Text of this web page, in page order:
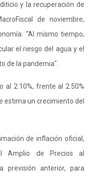
y la recuperación de
de noviembre,
“Al mismo tiempo,
el riesgo del agua y el
de la pandemia".
al 2.10%, frente al 2.50%
estima un crecimiento del
de inflación oficial,
Amplio de Precios al
previsión anterior, para